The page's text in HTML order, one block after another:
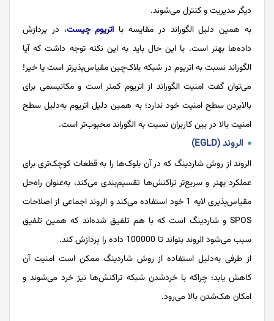
دیگر مدیریت و کنترل می‌شوند.
به همین دلیل الگوراند در مقایسه با اتریوم چیست، در پردازش
داده‌ها بهتر است. با این حال باید به این نکته توجه داشت که آیا
الگوراند نسبت به اتریوم در شبکه بلاک‌چین مقیاس‌پذیرتر است یا خیر!
می‌توان گفت امنیت الگوراند از اتریوم کمتر است و مکانیسمی برای
بالابردن سطح امنیت خود ندارد؛ به همین دلیل اتریوم به‌دلیل سطح
امنیت بالا در بین کاربران نسبت به الگوراند محبوب‌تر است.
الروند (EGLD)
الروند از روش شاردینگ که در آن بلوک‌ها را به قطعات کوچک‌تری برای
عملکرد بهتر و سریع‌تر تراکنش‌ها تقسیم‌بندی می‌کند، به‌عنوان راه‌حل
مقیاس‌پذیری لایه 1 خود استفاده می‌کند و الروند اجماعی از اصلاحات
SPOS و شاردینگ است که با هم تلفیق شده‌اند که همین تلفیق
سبب می‌شود الروند بتواند تا 100000 داده را پردازش کند.
از طرفی به‌دلیل استفاده از روش شاردینگ ممکن است امنیت آن
کاهش یابد؛ چراکه با خردشدن شبکه تراکنش‌ها نیز خرد می‌شوند و
امکان هک‌شدن بالا می‌رود.